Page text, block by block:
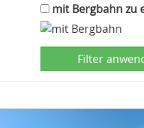
mit Bergbahn zu